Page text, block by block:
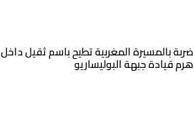
ضربة بالمسيرة المغربية تطيح باسم ثقيل داخل
هرم قيادة جبهة البوليساريو